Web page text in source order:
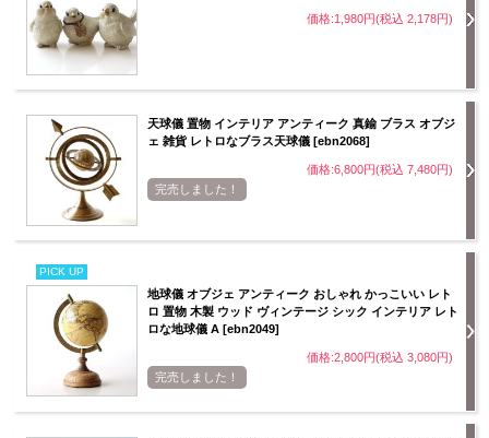
価格:1,980円(税込 2,178円)
天球儀 置物 インテリア アンティーク 真鍮 ブラス オブジ
ェ 雑貨 レトロなブラス天球儀 [ebn2068]
価格:6,800円(税込 7,480円)
完売しました！
PICK UP
地球儀 オブジェ アンティーク おしゃれ かっこいい レト
ロ 置物 木製 ウッド ヴィンテージ シック インテリア レト
ロな地球儀 A [ebn2049]
価格:2,800円(税込 3,080円)
完売しました！